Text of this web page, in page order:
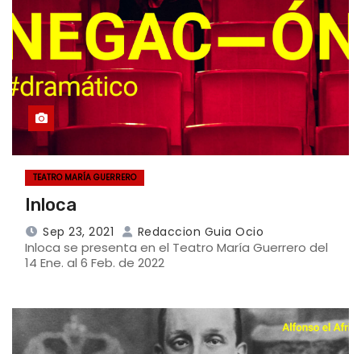
TEATRO MARÍA GUERRERO
Inloca
Sep 23, 2021 Redaccion Guia Ocio
Inloca se presenta en el Teatro María Guerrero del
14 Ene. al 6 Feb. de 2022